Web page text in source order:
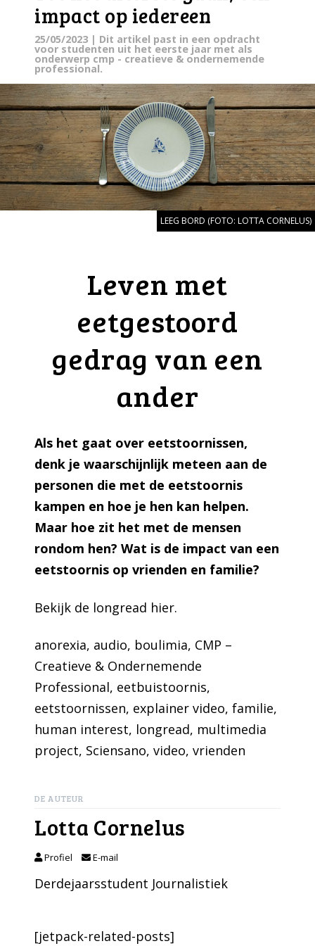
impact op iedereen
25/05/2023 | Dit artikel past in een opdracht
voor studenten uit het eerste jaar met als
onderwerp cmp - creatieve & ondernemende
professional.
LEEG BORD (FOTO: LOTTA CORNELUS)
Leven met
eetgestoord
gedrag van een
ander
Als het gaat over eetstoornissen,
denk je waarschijnlijk meteen aan de
personen die met de eetstoornis
kampen en hoe je hen kan helpen.
Maar hoe zit het met de mensen
rondom hen? Wat is de impact van een
eetstoornis op vrienden en familie?
Bekijk de longread hier.
anorexia, audio, boulimia, CMP –
Creatieve & Ondernemende
Professional, eetbuistoornis
eetstoornissen, explainer video, familie
human interest, longread, multimedia
project, Sciensano, video, vrienden
DE AUTEUR
Lotta Cornelus
Profiel E-mail
Derdejaarsstudent Journalistiek
[jetpack-related-posts]